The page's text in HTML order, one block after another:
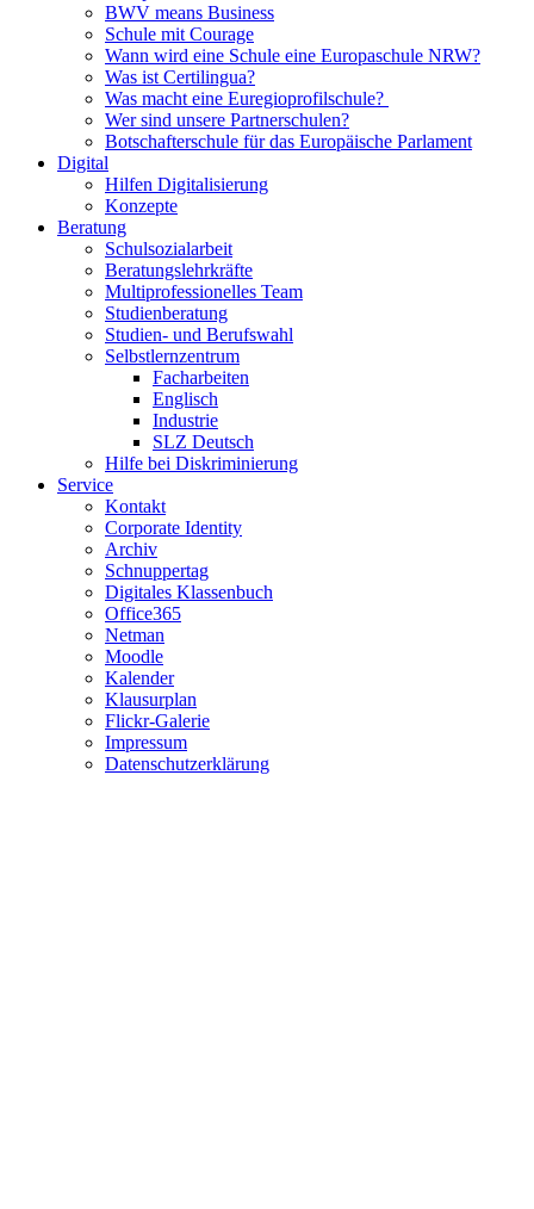
BWV means Business
Schule mit Courage
Wann wird eine Schule eine Europaschule NRW?
Was ist Certilingua?
Was macht eine Euregioprofilschule?
Wer sind unsere Partnerschulen?
Botschafterschule für das Europäische Parlament
Digital
Hilfen Digitalisierung
Konzepte
Beratung
Schulsozialarbeit
Beratungslehrkräfte
Multiprofessionelles Team
Studienberatung
Studien- und Berufswahl
Selbstlernzentrum
Facharbeiten
Englisch
Industrie
SLZ Deutsch
Hilfe bei Diskriminierung
Service
Kontakt
Corporate Identity
Archiv
Schnuppertag
Digitales Klassenbuch
Office365
Netman
Moodle
Kalender
Klausurplan
Flickr-Galerie
Impressum
Datenschutzerklärung